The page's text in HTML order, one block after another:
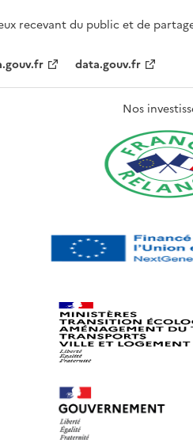
recevant du public et de
data.gouv.fr
Nos